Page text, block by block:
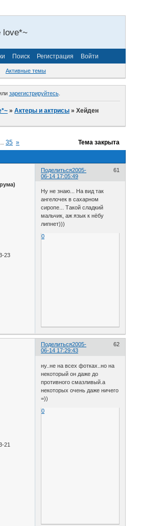
love*~
Поиск Регистрация Войти
Активные темы
зарегистрируйтесь.
»Актеры и актрисы »Хейден
35 » Тема закрыта
Поделиться 61
2005-
06-14 17:05:49
23
Ну не знаю... На вид так
ангелочек в сахарном
сиропе... Такой сладкий
мальчик, аж язык к нёбу
липнет)))
0
Поделиться 62
2005-
06-14 17:29:43
21
ну..не на всех фотках..но на
некоторый он даже до
противного смазливый.а
некоторых очень даже ничего
=))
0